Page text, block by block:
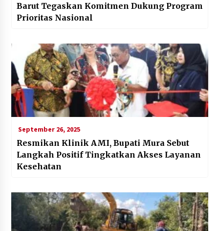
Barut Tegaskan Komitmen Dukung Program
Prioritas Nasional
September 26, 2025
Resmikan Klinik AMI, Bupati Mura Sebut
Langkah Positif Tingkatkan Akses Layanan
Kesehatan